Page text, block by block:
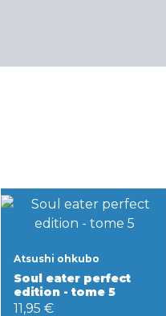
Atsushi ohkubo
Soul eater perfect
edition - tome 5
11,95 €